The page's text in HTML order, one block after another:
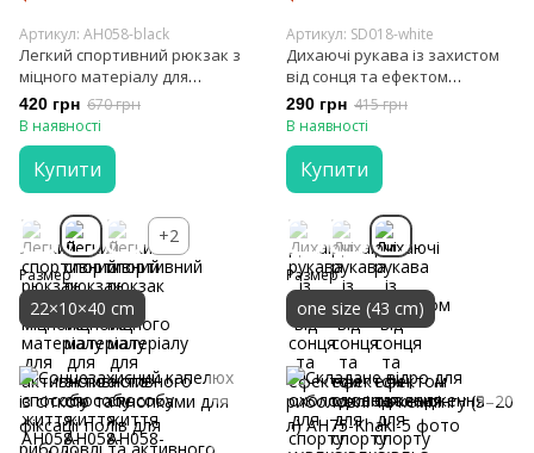
Артикул: AH058-black
Легкий спортивний рюкзак з
міцного матеріалу для
активного способу життя
420 грн 670 грн
В наявності
Купити
+2
Размер
22×10×40 cm
Артикул: SD018-white
Дихаючі рукава із захистом
від сонця та ефектом
охолодження для спорту
WRELS
290 грн 415 грн
В наявності
Купити
Размер
one size (43 cm)